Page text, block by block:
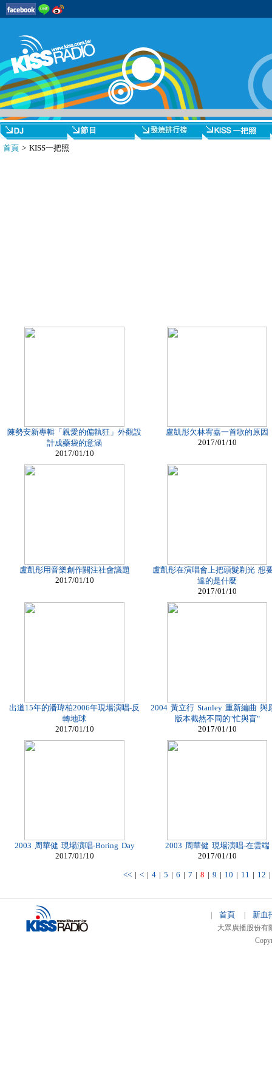
首頁 > KISS一把照
陳勢安新專輯「親愛的偏執狂」外觀設
計成藥袋的意涵
2017/01/10
盧凱彤欠林宥嘉一首歌的原因
2017/01/10
盧凱彤用音樂創作關注社會議題
2017/01/10
盧凱彤在演唱會上把頭髮剃光 想
達的是什麼
2017/01/10
出道15年的潘瑋柏2006年現場演唱-反
轉地球
2017/01/10
2004 黃立行 Stanley 重新編曲 與
版本截然不同的"忙與盲"
2017/01/10
2003 周華健 現場演唱-Boring Day
2017/01/10
2003 周華健 現場演唱-在雲端
2017/01/10
<< | < | 4 | 5 | 6 | 7 | 8 | 9 | 10 | 11 | 12
首頁 新血
大眾廣播股份有